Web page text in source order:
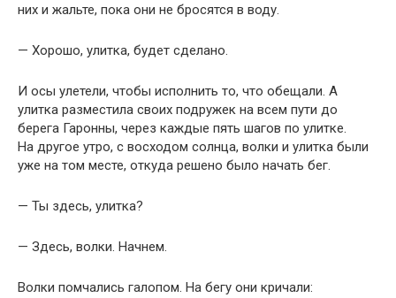
них и жальте, пока они не бросятся в воду.
— Хорошо, улитка, будет сделано.
И осы улетели, чтобы исполнить то, что обещали. А
улитка разместила своих подружек на всем пути до
берега Гаронны, через каждые пять шагов по улитке.
На другое утро, с восходом солнца, волки и улитка были
уже на том месте, откуда решено было начать бег.
— Ты здесь, улитка?
— Здесь, волки. Начнем.
Волки помчались галопом. На бегу они кричали: